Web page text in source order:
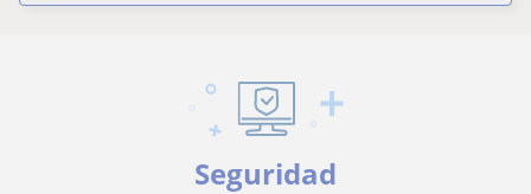
Seguridad